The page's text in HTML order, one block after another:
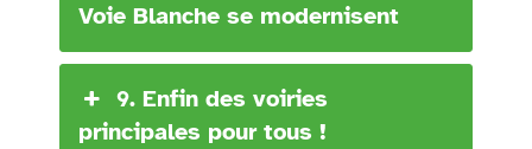
Voie Blanche se modernisent
9. Enfin des voiries
principales pour tous !